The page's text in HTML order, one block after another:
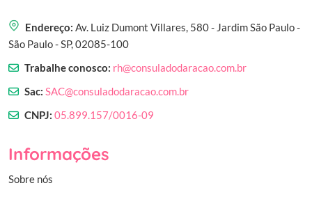
Endereço: Av. Luiz Dumont Villares, 580 - Jardim São Paulo -
São Paulo - SP, 02085-100
Trabalhe conosco: rh@consuladodaracao.com.br
Sac: SAC@consuladodaracao.com.br
CNPJ: 05.899.157/0016-09
Informações
Sobre nós